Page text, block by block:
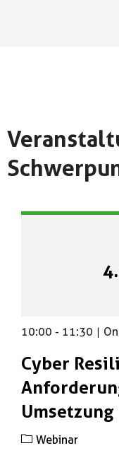
10:00 - 11:30 |
Cyber
Umsetzung
Webinar